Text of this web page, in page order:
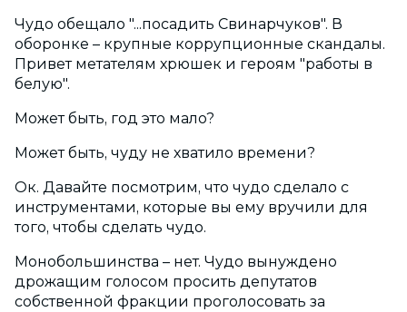
Чудо обещало "...посадить Свинарчуков". В
оборонке – крупные коррупционные скандалы.
Привет метателям хрюшек и героям "работы в
белую".
Может быть, год это мало?
Может быть, чуду не хватило времени?
Ок. Давайте посмотрим, что чудо сделало с
инструментами, которые вы ему вручили для
того, чтобы сделать чудо.
Монобольшинства – нет. Чудо вынуждено
дрожащим голосом просить депутатов
собственной фракции проголосовать за